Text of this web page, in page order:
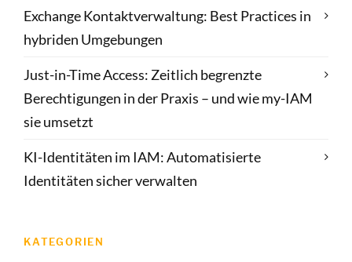
Exchange Kontaktverwaltung: Best Practices in
hybriden Umgebungen
Just-in-Time Access: Zeitlich begrenzte
Berechtigungen in der Praxis – und wie my-IAM
sie umsetzt
KI-Identitäten im IAM: Automatisierte
Identitäten sicher verwalten
KATEGORIEN